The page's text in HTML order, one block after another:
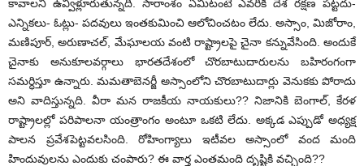
కావాలని ఉవ్విళ్లూరుతున్నది. సారాంశం ఏమిటంటే ఎవరికీ దేశ రక్షణ పట్టదు-
ఎన్నికలు- ఓట్లు- పదవులు ఇంతకుమించి ఆలోచించటం లేదు. అస్సాం, మిజోరాం,
మణిపూర్, అరుణాచల్, మేఘాలయ వంటి రాష్ట్రాలపై చైనా కన్నువేసింది. అందుకే
చైనాకు అనుకూలవర్గాలు భారతదేశంలో చొరబాటుదారులను బహిరంగంగా
సమర్ధిస్తూ ఉన్నారు. మమతాబెనర్జీ అస్సాంలోని చొరబాటుదార్లు వెనుకకు పోరాదు
అని వాదిస్తున్నది. వీరా మన రాజకీయ నాయకులు?? నిజానికి బెంగాల్, కేరళ
రాష్ట్రాలల్లో పరిపాలనా యంత్రాంగం అంటూ ఒకటి లేదు. అక్కడ ఎప్పుడో అధ్యక్ష
పాలన ప్రవేశపెట్టవలసింది. రోహింగ్యాలు ఇటీవల అస్సాంలో వంద మంది
హిందువులను ఎందుకు చంపారు? ఈ వార్త ఎంతమంది దృష్టికి వచ్చింది??